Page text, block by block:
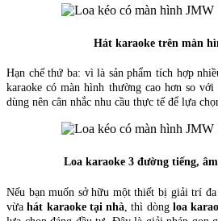
Hát karaoke trên màn
Hạn chế thứ ba: vì là sản phẩm tích hợp
karaoke có màn hình thường cao hơn so
dùng nên cân nhắc nhu cầu thực tế để lựa
Loa karaoke 3 đường tiếng,
Nếu bạn muốn sở hữu một thiết bị giải trí
vừahát karaoke tại nhà , thì dòngloa